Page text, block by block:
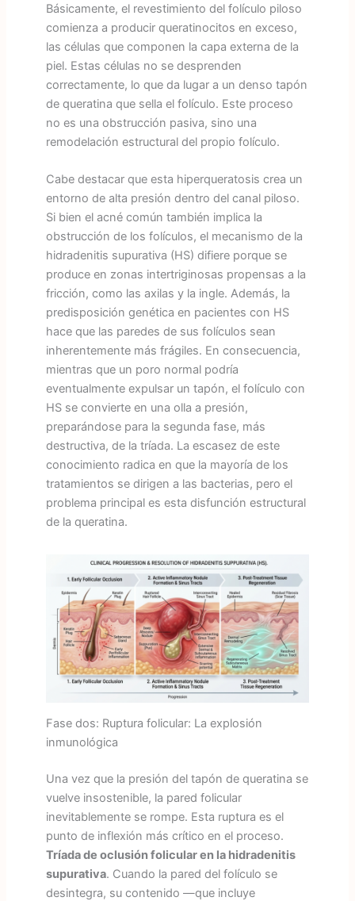
Básicamente, el revestimiento del folículo piloso
comienza a producir queratinocitos en exceso,
las células que componen la capa externa de la
piel. Estas células no se desprenden
correctamente, lo que da lugar a un denso tapón
de queratina que sella el folículo. Este proceso
no es una obstrucción pasiva, sino una
remodelación estructural del propio folículo.
Cabe destacar que esta hiperqueratosis crea un
entorno de alta presión dentro del canal piloso.
Si bien el acné común también implica la
obstrucción de los folículos, el mecanismo de la
hidradenitis supurativa (HS) difiere porque se
produce en zonas intertriginosas propensas a la
fricción, como las axilas y la ingle. Además, la
predisposición genética en pacientes con HS
hace que las paredes de sus folículos sean
inherentemente más frágiles. En consecuencia,
mientras que un poro normal podría
eventualmente expulsar un tapón, el folículo con
HS se convierte en una olla a presión,
preparándose para la segunda fase, más
destructiva, de la tríada. La escasez de este
conocimiento radica en que la mayoría de los
tratamientos se dirigen a las bacterias, pero el
problema principal es esta disfunción estructural
de la queratina.
Fase dos: Ruptura folicular: La explosión
inmunológica
Una vez que la presión del tapón de queratina se
vuelve insostenible, la pared folicular
inevitablemente se rompe. Esta ruptura es el
punto de inflexión más crítico en el proceso.
Tríada de oclusión folicular en la hidradenitis
supurativa. Cuando la pared del folículo se
desintegra, su contenido —que incluye